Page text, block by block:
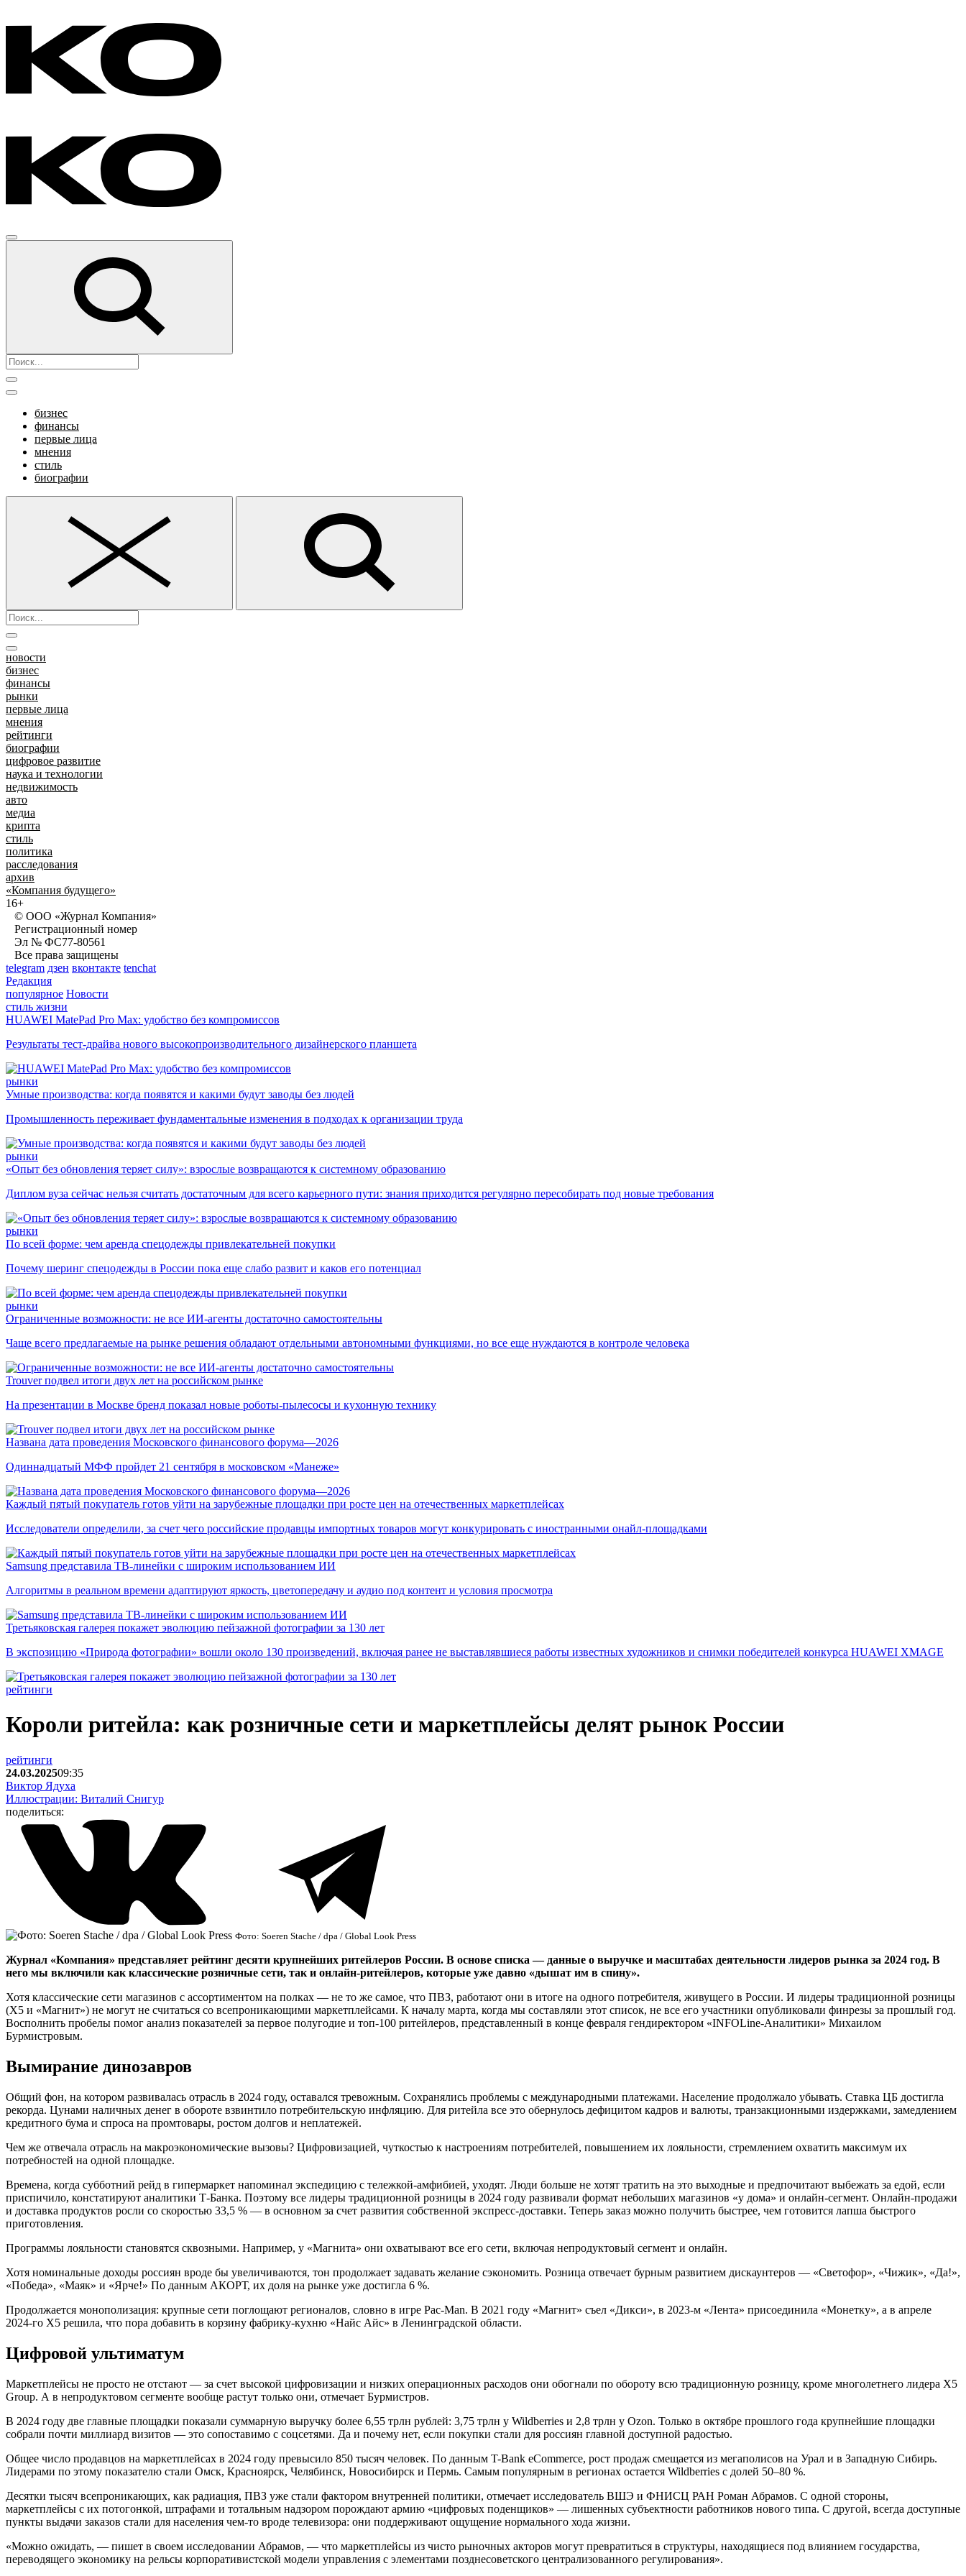
бизнес
финансы
первые лица
мнения
стиль
биографии
новости
бизнес
финансы
рынки
первые лица
мнения
рейтинги
биографии
цифровое развитие
наука и технологии
недвижимость
авто
медиа
крипта
стиль
политика
расследования
архив
«Компания будущего»
16+
© ООО «Журнал Компания»
Регистрационный номер
Эл № ФС77-80561
Все права защищены
telegram дзен вконтакте tenchat
Редакция
популярное Новости
стиль жизни
HUAWEI MatePad Pro Max: удобство без компромиссов
Результаты тест-драйва нового высокопроизводительного дизайнерского планшета
рынки
Умные производства: когда появятся и какими будут заводы без людей
Промышленность переживает фундаментальные изменения в подходах к организации труда
рынки
«Опыт без обновления теряет силу»: взрослые возвращаются к системному образованию
Диплом вуза сейчас нельзя считать достаточным для всего карьерного пути: знания приходится регулярно пересобирать под новые требования
рынки
По всей форме: чем аренда спецодежды привлекательней покупки
Почему шеринг спецодежды в России пока еще слабо развит и каков его потенциал
рынки
Ограниченные возможности: не все ИИ-агенты достаточно самостоятельны
Чаще всего предлагаемые на рынке решения обладают отдельными автономными функциями, но все еще нуждаются в контроле человека
Trouver подвел итоги двух лет на российском рынке
На презентации в Москве бренд показал новые роботы-пылесосы и кухонную технику
Названа дата проведения Московского финансового форума—2026
Одиннадцатый МФФ пройдет 21 сентября в московском «Манеже»
Каждый пятый покупатель готов уйти на зарубежные площадки при росте цен на отечественных маркетплейсах
Исследователи определили, за счет чего российские продавцы импортных товаров могут конкурировать с иностранными онайл-площадками
Samsung представила ТВ-линейки с широким использованием ИИ
Алгоритмы в реальном времени адаптируют яркость, цветопередачу и аудио под контент и условия просмотра
Третьяковская галерея покажет эволюцию пейзажной фотографии за 130 лет
В экспозицию «Природа фотографии» вошли около 130 произведений, включая ранее не выставлявшиеся работы известных художников и снимки победителей конкурса HUAWEI XMAGE
рейтинги
Короли ритейла: как розничные сети и маркетплейсы делят рынок России
рейтинги
24.03.202509:35
Виктор Ядуха
Иллюстрации: Виталий Снигур
поделиться:
Фото: Soeren Stache / dpa / Global Look Press
Журнал «Компания» представляет рейтинг десяти крупнейших ритейлеров России. В основе списка — данные о выручке и масштабах деятельности лидеров рынка за 2024 год. В
него мы включили как классические розничные сети, так и онлайн-ритейлеров, которые уже давно «дышат им в спину».
Хотя классические сети магазинов с ассортиментом на полках — не то же самое, что ПВЗ, работают они в итоге на одного потребителя, живущего в России. И лидеры традиционной розницы
(Х5 и «Магнит») не могут не считаться со всепроникающими маркетплейсами. К началу марта, когда мы составляли этот список, не все его участники опубликовали финрезы за прошлый год.
Восполнить пробелы помог анализ показателей за первое полугодие и топ-100 ритейлеров, представленный в конце февраля гендиректором «INFOLine-Аналитики» Михаилом
Бурмистровым.
Вымирание динозавров
Общий фон, на котором развивалась отрасль в 2024 году, оставался тревожным. Сохранялись проблемы с международными платежами. Население продолжало убывать. Ставка ЦБ достигла
рекорда. Цунами наличных денег в обороте взвинтило потребительскую инфляцию. Для ритейла все это обернулось дефицитом кадров и валюты, транзакционными издержками, замедлением
кредитного бума и спроса на промтовары, ростом долгов и неплатежей.
Чем же отвечала отрасль на макроэкономические вызовы? Цифровизацией, чуткостью к настроениям потребителей, повышением их лояльности, стремлением охватить максимум их
потребностей на одной площадке.
Времена, когда субботний рейд в гипермаркет напоминал экспедицию с тележкой-амфибией, уходят. Люди больше не хотят тратить на это выходные и предпочитают выбежать за едой, если
приспичило, констатируют аналитики Т-Банка. Поэтому все лидеры традиционной розницы в 2024 году развивали формат небольших магазинов «у дома» и онлайн-сегмент. Онлайн-продажи
и доставка продуктов росли со скоростью 33,5 % — в основном за счет развития собственной экспресс-доставки. Теперь заказ можно получить быстрее, чем готовится лапша быстрого
приготовления.
Программы лояльности становятся сквозными. Например, у «Магнита» они охватывают все его сети, включая непродуктовый сегмент и онлайн.
Хотя номинальные доходы россиян вроде бы увеличиваются, тон продолжает задавать желание сэкономить. Розница отвечает бурным развитием дискаунтеров — «Светофор», «Чижик», «Да!»,
«Победа», «Маяк» и «Ярче!» По данным АКОРТ, их доля на рынке уже достигла 6 %.
Продолжается монополизация: крупные сети поглощают регионалов, словно в игре Pac-Man. В 2021 году «Магнит» съел «Дикси», в 2023-м «Лента» присоединила «Монетку», а в апреле
2024-го X5 решила, что пора добавить в корзину фабрику-кухню «Найс Айс» в Ленинградской области.
Цифровой ультиматум
Маркетплейсы не просто не отстают — за счет высокой цифровизации и низких операционных расходов они обогнали по обороту всю традиционную розницу, кроме многолетнего лидера X5
Group. А в непродуктовом сегменте вообще растут только они, отмечает Бурмистров.
В 2024 году две главные площадки показали суммарную выручку более 6,55 трлн рублей: 3,75 трлн у Wildberries и 2,8 трлн у Ozon. Только в октябре прошлого года крупнейшие площадки
собрали почти миллиард визитов — это сопоставимо с соцсетями. Да и почему нет, если покупки стали для россиян главной доступной радостью.
Общее число продавцов на маркетплейсах в 2024 году превысило 850 тысяч человек. По данным T-Bank eCommerce, рост продаж смещается из мегаполисов на Урал и в Западную Сибирь.
Лидерами по этому показателю стали Омск, Красноярск, Челябинск, Новосибирск и Пермь. Самым популярным в регионах остается Wildberries с долей 50–80 %.
Десятки тысяч всепроникающих, как радиация, ПВЗ уже стали фактором внутренней политики, отмечает исследователь ВШЭ и ФНИСЦ РАН Роман Абрамов. С одной стороны,
маркетплейсы с их потогонкой, штрафами и тотальным надзором порождают армию «цифровых поденщиков» — лишенных субъектности работников нового типа. С другой, всегда доступные
пункты выдачи заказов стали для населения чем-то вроде телевизора: они поддерживают ощущение нормального хода жизни.
«Можно ожидать, — пишет в своем исследовании Абрамов, — что маркетплейсы из чисто рыночных акторов могут превратиться в структуры, находящиеся под влиянием государства,
переводящего экономику на рельсы корпоративистской модели управления с элементами позднесоветского централизованного регулирования».